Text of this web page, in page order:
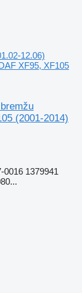
12.06)
XF95, XF105
(2001-2014)
0016 1379941